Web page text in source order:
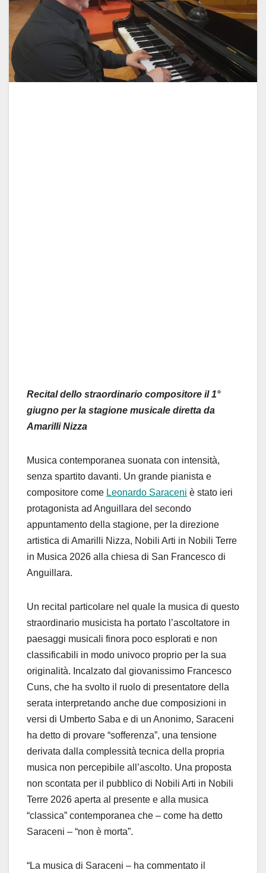
Recital dello straordinario compositore il 1°
giugno per la stagione musicale diretta da
Amarilli Nizza
Musica contemporanea suonata con intensità,
senza spartito davanti. Un grande pianista e
compositore come Leonardo Saraceni è stato ieri
protagonista ad Anguillara del secondo
appuntamento della stagione, per la direzione
artistica di Amarilli Nizza, Nobili Arti in Nobili Terre
in Musica 2026 alla chiesa di San Francesco di
Anguillara.
Un recital particolare nel quale la musica di questo
straordinario musicista ha portato l’ascoltatore in
paesaggi musicali finora poco esplorati e non
classificabili in modo univoco proprio per la sua
originalità. Incalzato dal giovanissimo Francesco
Cuns, che ha svolto il ruolo di presentatore della
serata interpretando anche due composizioni in
versi di Umberto Saba e di un Anonimo, Saraceni
ha detto di provare “sofferenza”, una tensione
derivata dalla complessità tecnica della propria
musica non percepibile all’ascolto. Una proposta
non scontata per il pubblico di Nobili Arti in Nobili
Terre 2026 aperta al presente e alla musica
“classica” contemporanea che – come ha detto
Saraceni – “non è morta”.
“La musica di Saraceni – ha commentato il